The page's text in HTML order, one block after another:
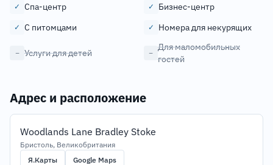
✓ Спа-центр ✓ Бизнес-центр
✓ С питомцами ✓ Номера для некурящих
− Услуги для детей −
Для маломобильных
гостей
Адрес и расположение
Woodlands Lane Bradley Stoke
Бристоль, Великобритания
Я.Карты
Google Maps